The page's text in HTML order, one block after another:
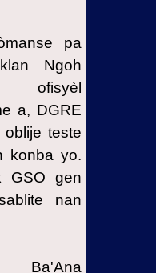
pa
Ngoh
ofisyèl
a, DGRE
teste
konba yo.
GSO gen
nan
Ba'Ana